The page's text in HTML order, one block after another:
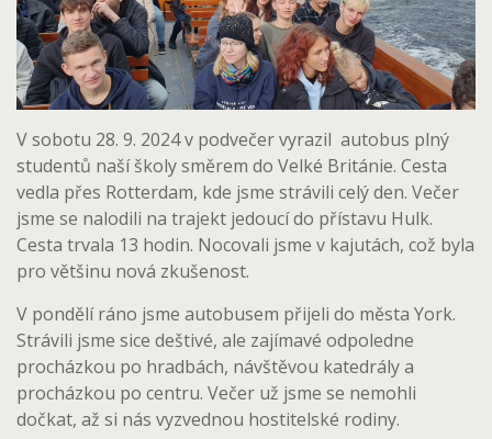
V sobotu 28. 9. 2024 v podvečer vyrazil autobus plný
studentů naší školy směrem do Velké Británie. Cesta
vedla přes Rotterdam, kde jsme strávili celý den. Večer
jsme se nalodili na trajekt jedoucí do přístavu Hulk.
Cesta trvala 13 hodin. Nocovali jsme v kajutách, což byla
pro většinu nová zkušenost.
V pondělí ráno jsme autobusem přijeli do města York.
Strávili jsme sice deštivé, ale zajímavé odpoledne
procházkou po hradbách, návštěvou katedrály a
procházkou po centru. Večer už jsme se nemohli
dočkat, až si nás vyzvednou hostitelské rodiny.